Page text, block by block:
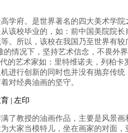
府。是世界著名的四大美术学
该校毕业的，如：前中国美院院
所以，该校在我国乃至世界有较
情况下，坚持艺术信念，不畏外
的艺术家如：里特维诺夫，列柏
行创新的同时也并没有抛弃传
对经典油画的坚守。
了教授的油画作品，主要是风景
大家当模特儿，坐在画家的对面